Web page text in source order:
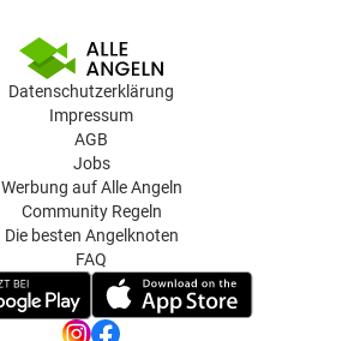
Datenschutzerklärung
Impressum
AGB
Jobs
Werbung auf Alle Angeln
Community Regeln
Die besten Angelknoten
FAQ